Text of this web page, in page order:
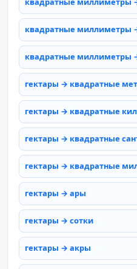
квадратные миллиметры
квадратные миллиметры
гектары → квадратные
гектары → квадратные
гектары → квадратные
гектары → квадратные
гектары → ары
гектары → сотки
гектары → акры